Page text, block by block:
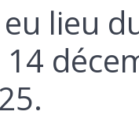
lieu